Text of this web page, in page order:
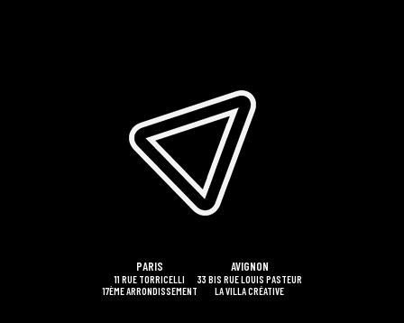
PARIS
11 RUE TORRICELLI
17ÈME ARRONDISSEMENT
AVIGNON
33 BIS RUE LOUIS PASTEUR
LA VILLA CRÉATIVE